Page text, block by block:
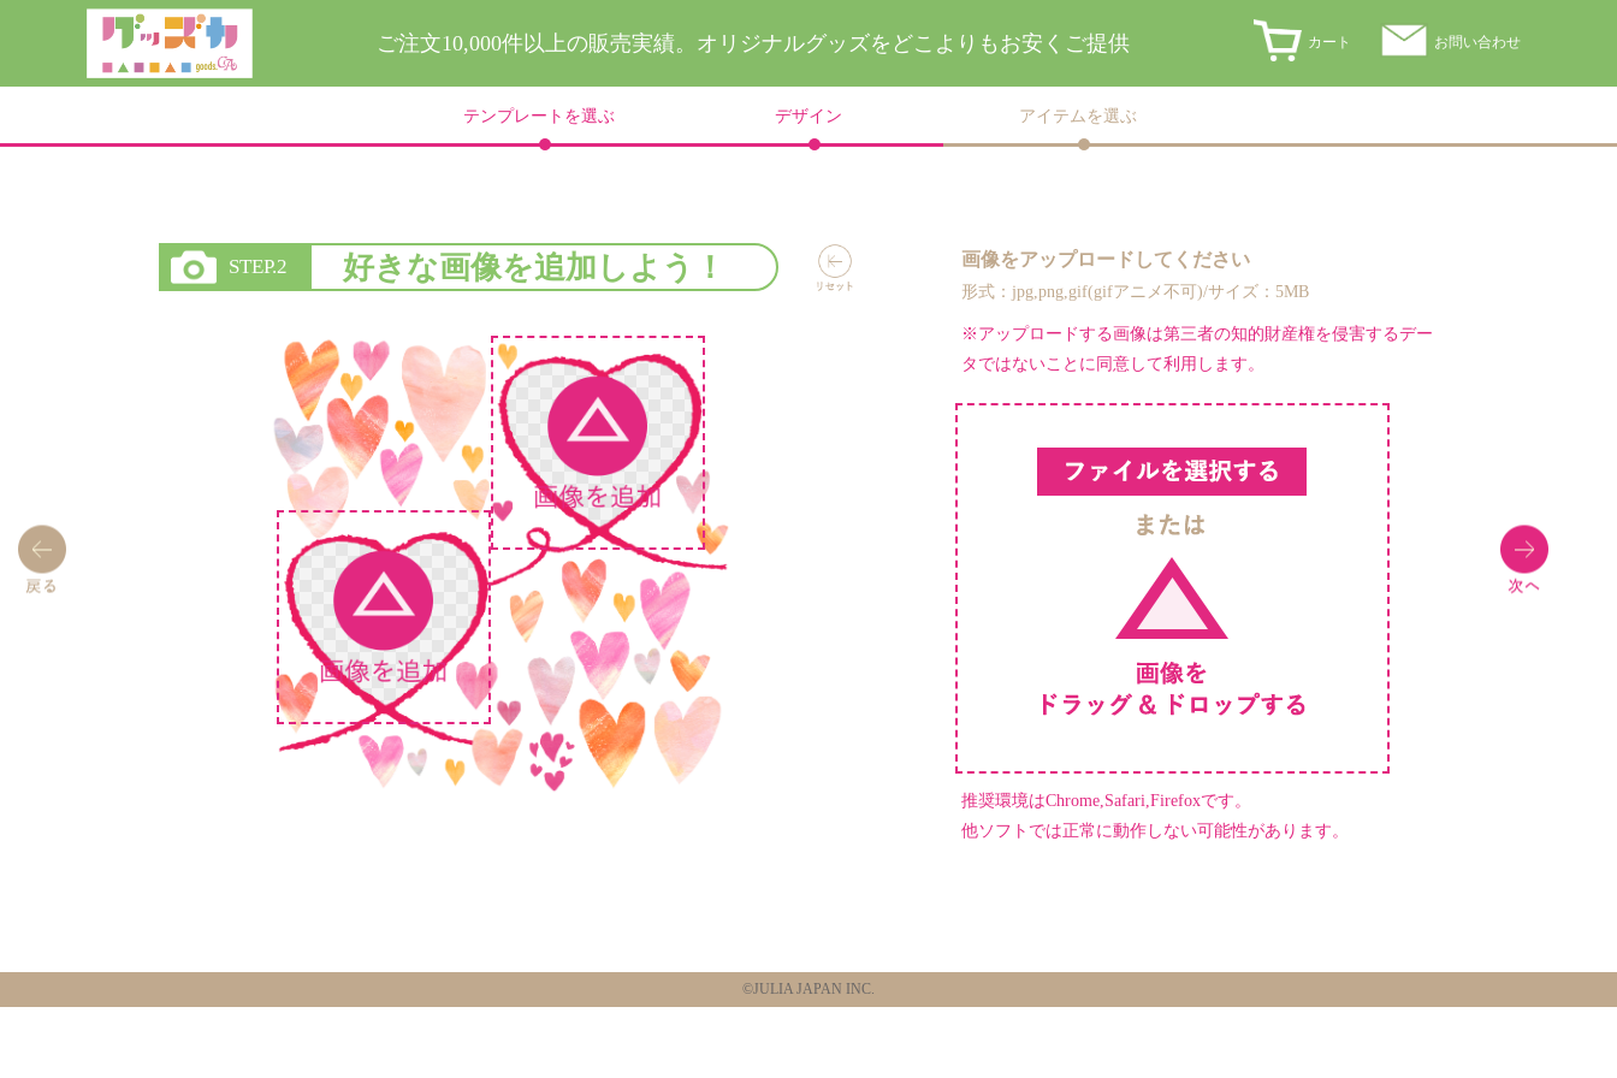
ご注文10,000件以上の販売実績。 オリジナルグッズを どこよりもお安くご提供 カート お問い合わせ
テンプレートを選ぶ デザイン アイテムを選ぶ
STEP.2 好きな画像を追加しよう！ 画像をアップロードしてください
形式：jpg,png,gif(gifアニメ不可)/サイズ：5MB
※アップロードする画像は第三者の知的財産権を侵害するデー
タではないことに同意して利用します。
推奨環境はChrome,Safari,Firefoxです。
他ソフトでは正常に動作しない可能性があります。
©JULIA JAPAN INC.